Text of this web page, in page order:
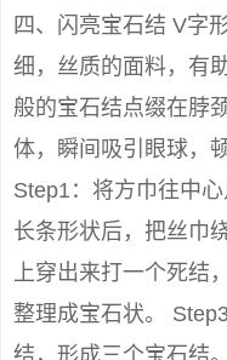
四、闪亮宝石结 V字
细，丝质的面料，有
般的宝石结点缀在脖
体，瞬间吸引眼球，
Step1：将方巾往中
长条形状后，把丝巾
上穿出来打一个死结
整理成宝石状。